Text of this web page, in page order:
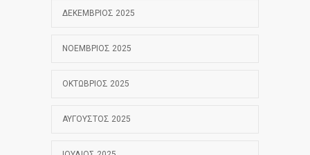
ΔΕΚΈΜΒΡΙΟΣ 2025
ΝΟΈΜΒΡΙΟΣ 2025
ΟΚΤΏΒΡΙΟΣ 2025
ΑΎΓΟΥΣΤΟΣ 2025